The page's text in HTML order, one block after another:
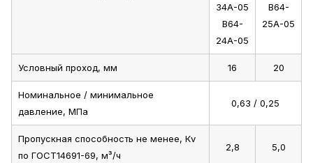
34А-05
В64-
24А-05
В64-
25А-05
Условный проход, мм 16 20
Номинальное / минимальное
давление, МПа
0,63 / 0,25
Пропускная способность не менее, Кv
по ГОСТ14691-69, м³/ч
2,8 5,0